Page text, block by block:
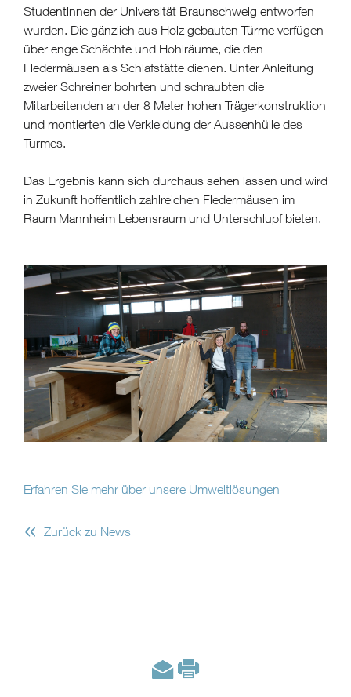
Studentinnen der Universität Braunschweig entworfen
wurden. Die gänzlich aus Holz gebauten Türme verfügen
über enge Schächte und Hohlräume, die den
Fledermäusen als Schlafstätte dienen. Unter Anleitung
zweier Schreiner bohrten und schraubten die
Mitarbeitenden an der 8 Meter hohen Trägerkonstruktion
und montierten die Verkleidung der Aussenhülle des
Turmes.
Das Ergebnis kann sich durchaus sehen lassen und wird
in Zukunft hoffentlich zahlreichen Fledermäusen im
Raum Mannheim Lebensraum und Unterschlupf bieten.
Erfahren Sie mehr über unsere Umweltlösungen
« Zurück zu News